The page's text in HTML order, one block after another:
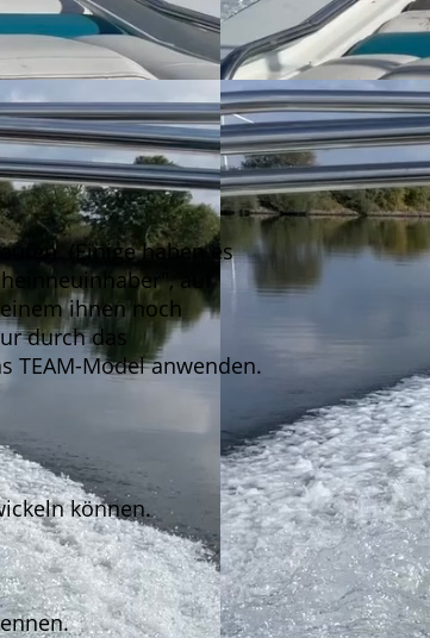
(Einige haben es
auf
ihnen noch
durch das
TEAM-Model anwenden.
können.